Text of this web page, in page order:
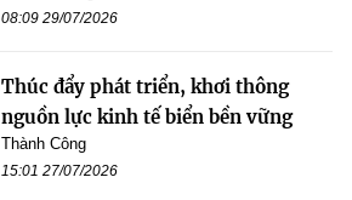
08:09 29/07/2026
Thúc đẩy phát triển, khơi thông
nguồn lực kinh tế biển bền vững
Thành Công
15:01 27/07/2026